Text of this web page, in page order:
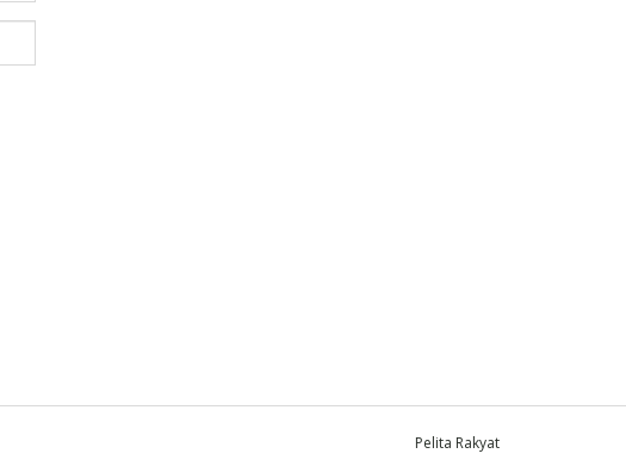
Pelita Rakyat